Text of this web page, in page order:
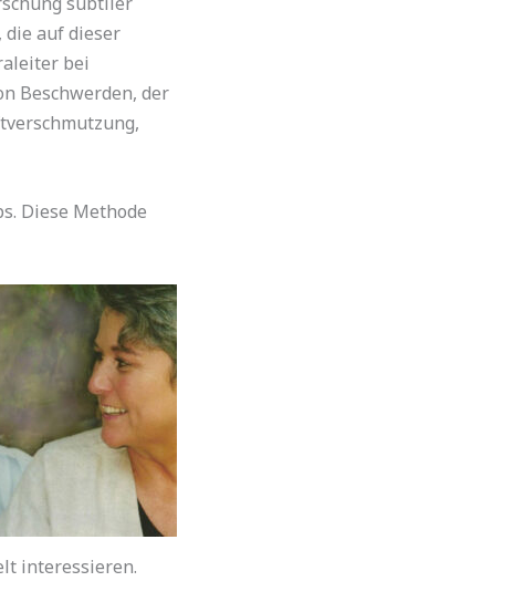
die auf dieser
bei
Beschwerden, der
Diese Methode
interessieren.